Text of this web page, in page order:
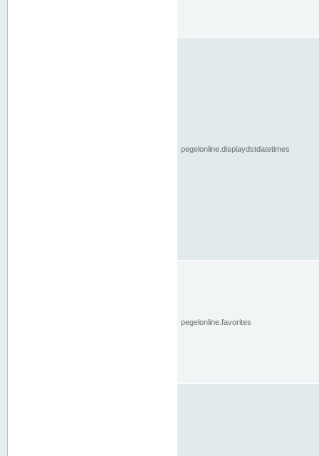
pegelonline.displaydstdatetimes
pegelonline.favorites